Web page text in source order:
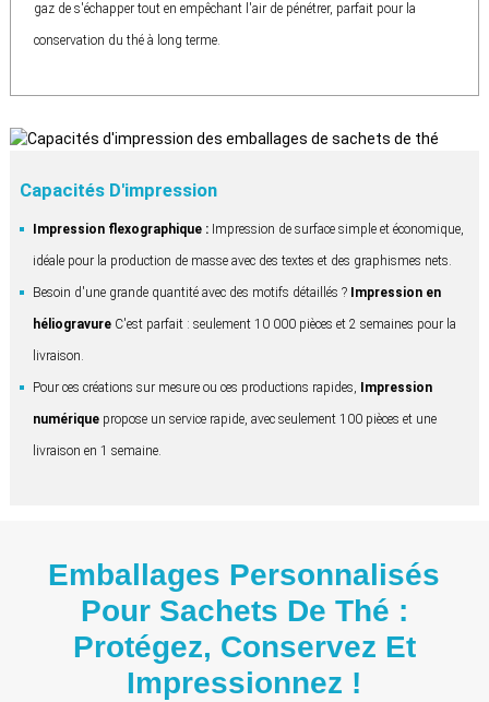
gaz de s'échapper tout en empêchant l'air de pénétrer, parfait pour la
conservation du thé à long terme.
Capacités D'impression
Impression flexographique : Impression de surface simple et économique,
idéale pour la production de masse avec des textes et des graphismes nets.
Besoin d'une grande quantité avec des motifs détaillés ? Impression en
héliogravureC'est parfait : seulement 10 000 pièces et 2 semaines pour la
livraison.
Pour ces créations sur mesure ou ces productions rapides, Impression
numériquepropose un service rapide, avec seulement 100 pièces et une
livraison en 1 semaine.
Emballages Personnalisés
Pour Sachets De Thé :
Protégez, Conservez Et
Impressionnez !